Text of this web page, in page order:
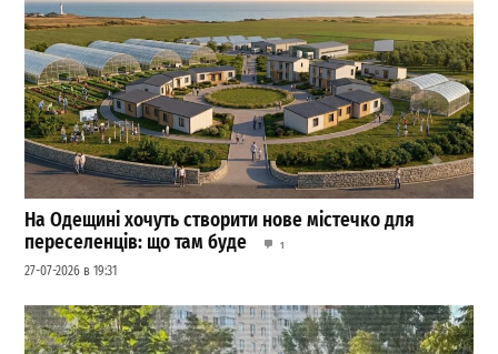
На Одещині хочуть створити нове містечко для
переселенців: що там буде
1
27-07-2026 в 19:31